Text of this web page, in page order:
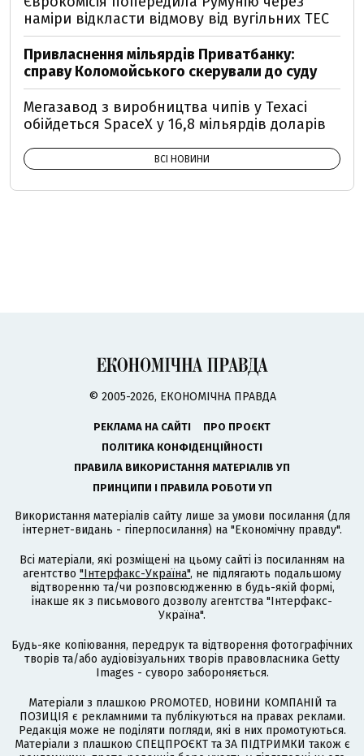
наміри відкласти відмову від вугільних ТЕС
Привласнення мільярдів Приватбанку:
справу Коломойського скерували до суду
Мегазавод з виробництва чипів у Техасі
обійдеться SpaceX у 16,8 мільярдів доларів
ВСІ НОВИНИ
© 2005-2026, ЕКОНОМІЧНА ПРАВДА
РЕКЛАМА НА САЙТІ
ПРО ПРОЄКТ
ПОЛІТИКА КОНФІДЕНЦІЙНОСТІ
ПРАВИЛА ВИКОРИСТАННЯ МАТЕРІАЛІВ УП
ПРИНЦИПИ І ПРАВИЛА РОБОТИ УП
Використання матеріалів сайту лише за умови посилання (для
інтернет-видань - гіперпосилання) на "Економічну правду".
Всі матеріали, які розміщені на цьому сайті із посиланням на
агентство "Інтерфакс-Україна", не підлягають подальшому
відтворенню та/чи розповсюдженню в будь-якій формі,
інакше як з письмового дозволу агентства "Інтерфакс-
Україна".
Будь-яке копіювання, передрук та відтворення фотографічних
творів та/або аудіовізуальних творів правовласника Getty
Images - суворо забороняється.
Матеріали з плашкою PROMOTED, НОВИНИ КОМПАНІЙ та
ПОЗИЦІЯ є рекламними та публікуються на правах реклами.
Редакція може не поділяти погляди, які в них промотуються.
Матеріали з плашкою СПЕЦПРОЄКТ та ЗА ПІДТРИМКИ також є